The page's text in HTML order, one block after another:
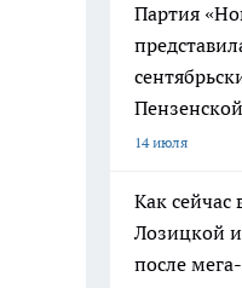
Партия
14 июля
Как сейчас
Лозицкой
после